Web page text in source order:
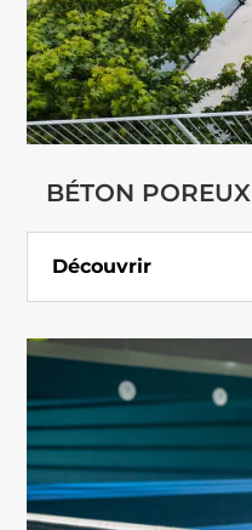
BÉTON POREUX
Découvrir